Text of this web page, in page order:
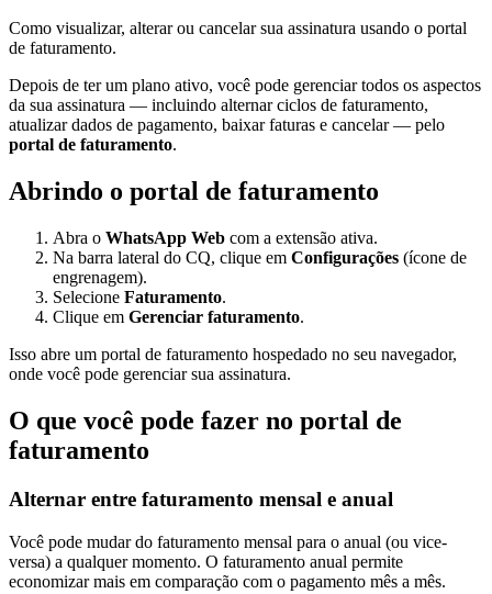
Como visualizar, alterar ou cancelar sua assinatura usando o portal
de faturamento.
Depois de ter um plano ativo, você pode gerenciar todos os aspectos
da sua assinatura — incluindo alternar ciclos de faturamento,
atualizar dados de pagamento, baixar faturas e cancelar — pelo
portal de faturamento.
Abrindo o portal de faturamento
Abra o WhatsApp Web com a extensão ativa.
Na barra lateral do CQ, clique em Configurações (ícone de
engrenagem).
Selecione Faturamento.
Clique em Gerenciar faturamento.
Isso abre um portal de faturamento hospedado no seu navegador,
onde você pode gerenciar sua assinatura.
O que você pode fazer no portal de
faturamento
Alternar entre faturamento mensal e anual
Você pode mudar do faturamento mensal para o anual (ou vice-
versa) a qualquer momento. O faturamento anual permite
economizar mais em comparação com o pagamento mês a mês.